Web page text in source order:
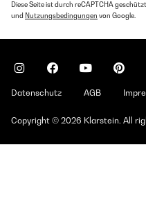
Diese Seite ist durch reCAPTCHA
und Nutzungsbedingungen von Google.
Datenschutz AGB
Copyright © 2026 Klarstein. All